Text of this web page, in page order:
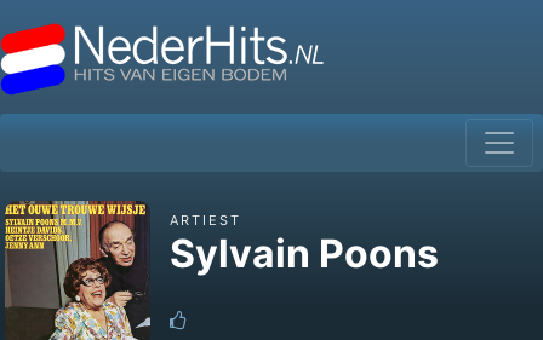
ARTIEST
Sylvain Poons